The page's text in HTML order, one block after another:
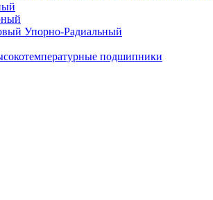
Упорно-Радиальный
подшипники